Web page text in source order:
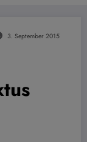
3. September 2015